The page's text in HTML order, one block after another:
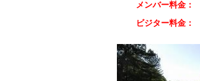
メンバー料金：
ビジター料金：